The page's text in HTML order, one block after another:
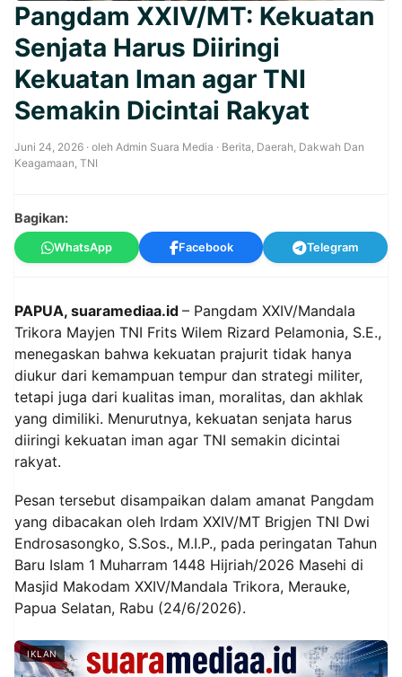
Pangdam XXIV/MT: Kekuatan
Senjata Harus Diiringi
Kekuatan Iman agar TNI
Semakin Dicintai Rakyat
Juni 24, 2026 · oleh Admin Suara Media · Berita, Daerah, Dakwah Dan
Keagamaan, TNI
Bagikan:
WhatsApp Facebook Telegram
PAPUA, suaramediaa.id – Pangdam XXIV/Mandala
Trikora Mayjen TNI Frits Wilem Rizard Pelamonia, S.E.,
menegaskan bahwa kekuatan prajurit tidak hanya
diukur dari kemampuan tempur dan strategi militer,
tetapi juga dari kualitas iman, moralitas, dan akhlak
yang dimiliki. Menurutnya, kekuatan senjata harus
diiringi kekuatan iman agar TNI semakin dicintai
rakyat.
Pesan tersebut disampaikan dalam amanat Pangdam
yang dibacakan oleh Irdam XXIV/MT Brigjen TNI Dwi
Endrosasongko, S.Sos., M.I.P., pada peringatan Tahun
Baru Islam 1 Muharram 1448 Hijriah/2026 Masehi di
Masjid Makodam XXIV/Mandala Trikora, Merauke,
Papua Selatan, Rabu (24/6/2026).
IKLAN